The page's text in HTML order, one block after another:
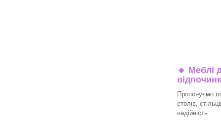
🔹 Меблі
Пропонуємо
столів,
надійність